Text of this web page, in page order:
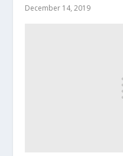
December 14, 2019